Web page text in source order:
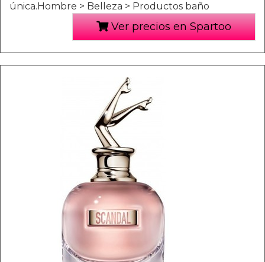
única.Hombre > Belleza > Productos baño
Ver precios en Spartoo